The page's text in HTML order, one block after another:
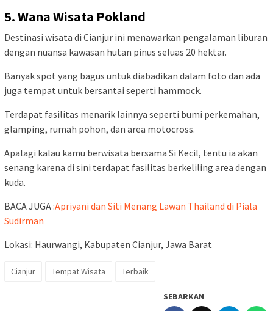
5. Wana Wisata Pokland
Destinasi wisata di Cianjur ini menawarkan pengalaman liburan
dengan nuansa kawasan hutan pinus seluas 20 hektar.
Banyak spot yang bagus untuk diabadikan dalam foto dan ada
juga tempat untuk bersantai seperti hammock.
Terdapat fasilitas menarik lainnya seperti bumi perkemahan,
glamping, rumah pohon, dan area motocross.
Apalagi kalau kamu berwisata bersama Si Kecil, tentu ia akan
senang karena di sini terdapat fasilitas berkeliling area dengan
kuda.
BACA JUGA :Apriyani dan Siti Menang Lawan Thailand di Piala
Sudirman
Lokasi: Haurwangi, Kabupaten Cianjur, Jawa Barat
Cianjur Tempat Wisata Terbaik
SEBARKAN